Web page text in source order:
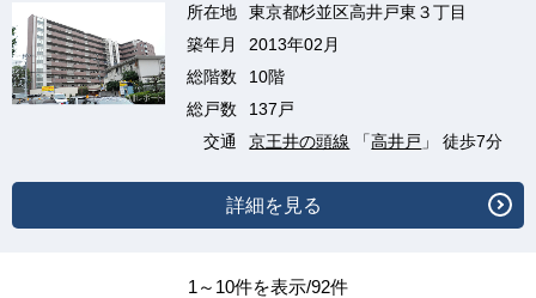
所在地
東京都杉並区高井戸東３丁目
築年月
2013年02月
総階数
10階
総戸数
137戸
交通
京王井の頭線 「高井戸 」 徒歩7分
詳細を見る
1～10件を表示/92件